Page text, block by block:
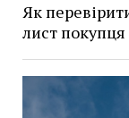
Як
лист покупця